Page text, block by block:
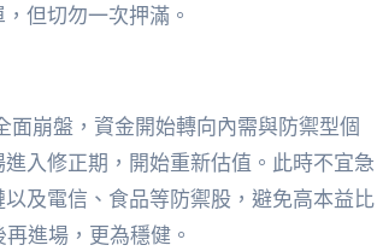
但切勿一次押滿。
崩盤，資金開始轉向內需與防禦型個
入修正期，開始重新估值。此時不宜急
及電信、食品等防禦股，避免高本益比
進場，更為穩健。